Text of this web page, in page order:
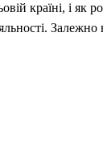
країні, і як